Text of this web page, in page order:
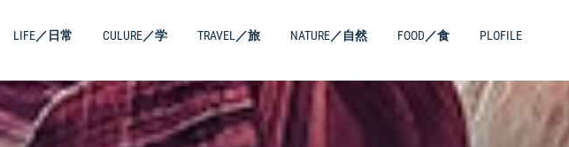
LIFE／日常 CULURE／学 TRAVEL／旅 NATURE／自然 FOOD／食 PLOFILE